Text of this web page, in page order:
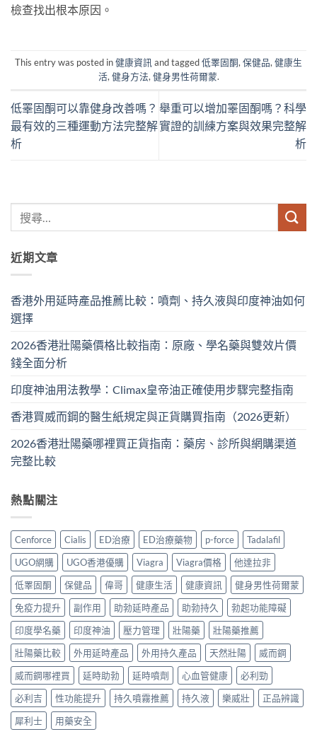
檢查找出根本原因。
This entry was posted in健康資訊and tagged低睪固酮,保健品,健康生
活,健身方法,健身男性荷爾蒙.
低睪固酮可以靠健身改善嗎？
最有效的三種運動方法完整解
析
舉重可以增加睪固酮嗎？科學
實證的訓練方案與效果完整解
析
近期文章
香港外用延時產品推薦比較：噴劑、持久液與印度神油如何
選擇
2026香港壯陽藥價格比較指南：原廠、學名藥與雙效片價
錢全面分析
印度神油用法教學：Climax皇帝油正確使用步驟完整指南
香港買威而鋼的醫生紙規定與正貨購買指南（2026更新）
2026香港壯陽藥哪裡買正貨指南：藥房、診所與網購渠道
完整比較
熱點關注
Cenforce Cialis ED治療 ED治療藥物 p-force
Tadalafil
UGO網購
UGO香港優購 Viagra Viagra價格
他達拉非
低睪固酮
保健品 偉哥 健康生活 健康資訊
健身男性荷爾蒙
免疫力提升
副作用 助勃延時產品 助勃持久
勃起功能障礙
印度學名藥
印度神油 壓力管理 壯陽藥
壯陽藥推薦
壯陽藥比較
外用延時產品 外用持久產品 天然壯陽
威而鋼
威而鋼哪裡買
延時助勃 延時噴劑 心血管健康
必利勁
必利吉
性功能提升 持久噴霧推薦 持久液 樂威壯
正品辨識
犀利士
用藥安全